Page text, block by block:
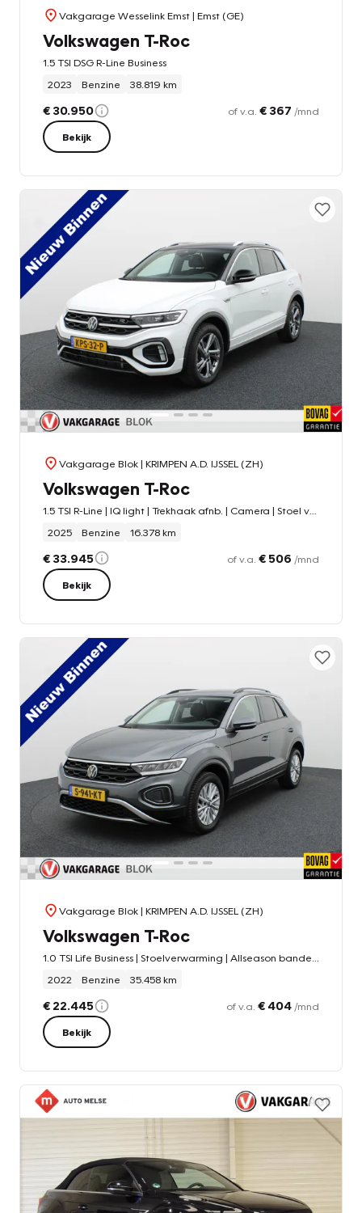
Vakgarage Wesselink Emst| Emst (GE)
Volkswagen T-Roc
1.5 TSI DSG R-Line Business
2023
Benzine 38.819 km
€ 30.950 of v.a. € 367 /mnd
Bekijk
Vakgarage Blok| KRIMPEN A.D. IJSSEL (ZH)
Volkswagen T-Roc
2025
Benzine 16.378 km
€ 33.945 of v.a. € 506 /mnd
Bekijk
Vakgarage Blok| KRIMPEN A.D. IJSSEL (ZH)
Volkswagen T-Roc
2022
Benzine 35.458 km
€ 22.445 of v.a. € 404 /mnd
Bekijk